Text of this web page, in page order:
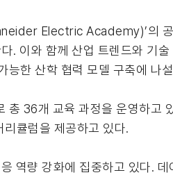
Electric Academy)’의
. 이와 함께 산업 트렌드와 기
능한 산학 협력 모델 구축에 나
총 36개 교육 과정을 운영하고
큘럼을 제공하고 있다.
역량 강화에 집중하고 있다. 데